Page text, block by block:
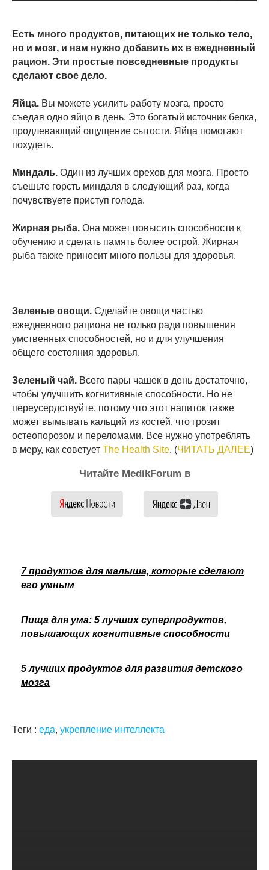
Есть много продуктов, питающих не только тело,
но и мозг, и нам нужно добавить их в ежедневный
рацион. Эти простые повседневные продукты
сделают свое дело.
Яйца. Вы можете усилить работу мозга, просто
съедая одно яйцо в день. Это богатый источник белка,
продлевающий ощущение сытости. Яйца помогают
похудеть.
Миндаль. Один из лучших орехов для мозга. Просто
съешьте горсть миндаля в следующий раз, когда
почувствуете приступ голода.
Жирная рыба. Она может повысить способности к
обучению и сделать память более острой. Жирная
рыба также приносит много пользы для здоровья.
Зеленые овощи. Сделайте овощи частью
ежедневного рациона не только ради повышения
умственных способностей, но и для улучшения
общего состояния здоровья.
Зеленый чай. Всего пары чашек в день достаточно,
чтобы улучшить когнитивные способности. Но не
переусердствуйте, потому что этот напиток также
может вымывать кальций из костей, что грозит
остеопорозом и переломами. Все нужно употреблять
в меру, как советует The Health Site. (ЧИТАТЬ ДАЛЕЕ)
Читайте MedikForum в
7 продуктов для малыша, которые сделают
его умным
Пища для ума: 5 лучших суперпродуктов,
повышающих когнитивные способности
5 лучших продуктов для развития детского
мозга
Теги : еда, укрепление интеллекта